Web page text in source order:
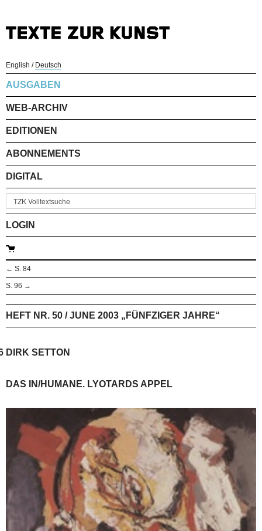
English / Deutsch
AUSGABEN
WEB-ARCHIV
EDITIONEN
ABONNEMENTS
DIGITAL
LOGIN
← S. 84
S. 96 →
HEFT NR. 50 / JUNE 2003 „FÜNFZIGER JAHRE“
DIRK SETTON
DAS IN/HUMANE. LYOTARDS APPEL